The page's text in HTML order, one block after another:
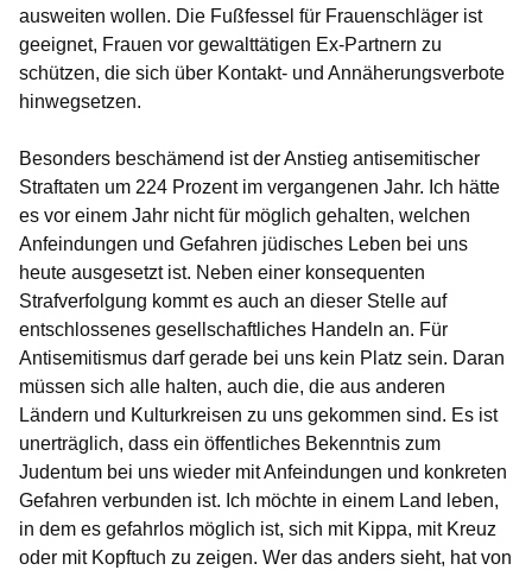
ausweiten wollen. Die Fußfessel für Frauenschläger ist
geeignet, Frauen vor gewalttätigen Ex-Partnern zu
schützen, die sich über Kontakt- und Annäherungsverbote
hinwegsetzen.
Besonders beschämend ist der Anstieg antisemitischer
Straftaten um 224 Prozent im vergangenen Jahr. Ich hätte
es vor einem Jahr nicht für möglich gehalten, welchen
Anfeindungen und Gefahren jüdisches Leben bei uns
heute ausgesetzt ist. Neben einer konsequenten
Strafverfolgung kommt es auch an dieser Stelle auf
entschlossenes gesellschaftliches Handeln an. Für
Antisemitismus darf gerade bei uns kein Platz sein. Daran
müssen sich alle halten, auch die, die aus anderen
Ländern und Kulturkreisen zu uns gekommen sind. Es ist
unerträglich, dass ein öffentliches Bekenntnis zum
Judentum bei uns wieder mit Anfeindungen und konkreten
Gefahren verbunden ist. Ich möchte in einem Land leben,
in dem es gefahrlos möglich ist, sich mit Kippa, mit Kreuz
oder mit Kopftuch zu zeigen. Wer das anders sieht, hat von